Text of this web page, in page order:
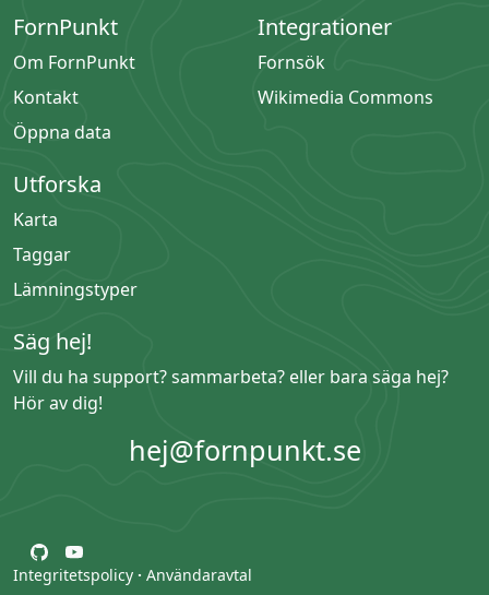
FornPunkt
Om FornPunkt
Kontakt
Öppna data
Integrationer
Fornsök
Wikimedia Commons
Utforska
Karta
Taggar
Lämningstyper
Säg hej!
Vill du ha support? sammarbeta? eller bara säga hej?
Hör av dig!
hej@fornpunkt.se
Integritetspolicy · Användaravtal